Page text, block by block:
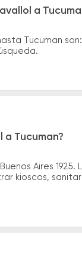
a
Tucuman
Tucuman?
Aires
kioscos,